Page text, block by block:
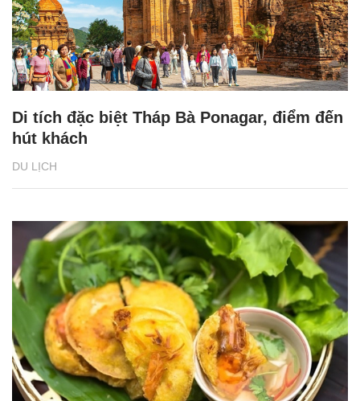
DU LỊCH
Di tích đặc biệt Tháp Bà Ponagar, điểm đến
hút khách